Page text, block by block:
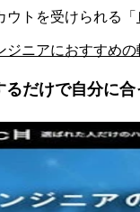
トを受けられる「
ジニアにおすすめ
だけで自分に